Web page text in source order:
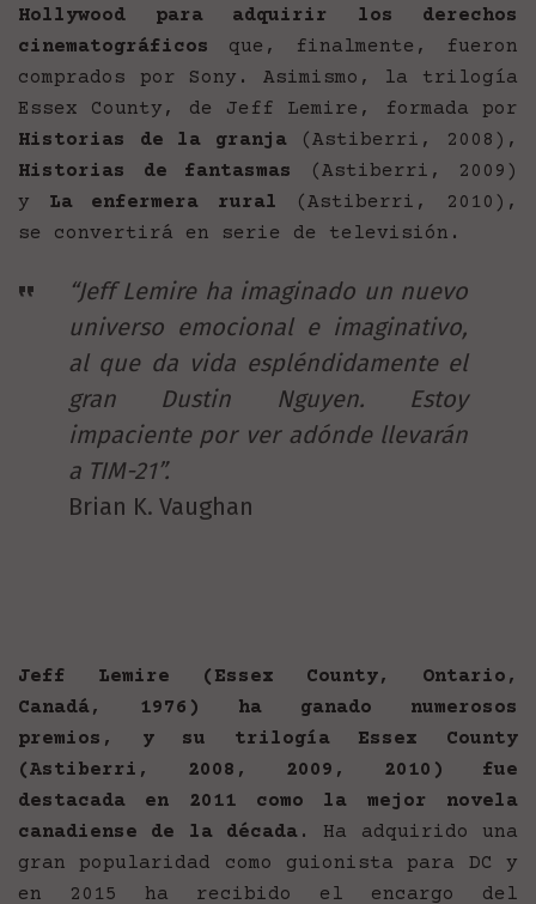
Hollywood para adquirir los derechos
cinematográficos
que, finalmente, fueron
comprados por Sony. Asimismo, la trilogía
Essex County, de Jeff Lemire, formada por
Historias de la granja(Astiberri, 2008),
Historias de fantasmas
(Astiberri, 2009)
y La enfermera rural
(Astiberri, 2010),
se convertirá en serie de televisión.
“Jeff Lemire ha imaginado un nuevo
universo emocional e imaginativo,
al que da vida espléndidamente el
gran Dustin Nguyen. Estoy
impaciente por ver adónde llevarán
a TIM-21”.
Brian K. Vaughan
Jeff Lemire (Essex County, Ontario,
Canadá, 1976) ha ganado numerosos
premios, y su trilogía Essex County
(Astiberri, 2008, 2009, 2010) fue
destacada en 2011 como la mejor novela
canadiense de la década . Ha adquirido una
gran popularidad como guionista para DC y
en 2015 ha recibido el encargo del